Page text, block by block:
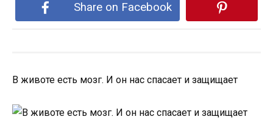
Share on Facebook
В животе есть мозг. И он нас спасает и защищает